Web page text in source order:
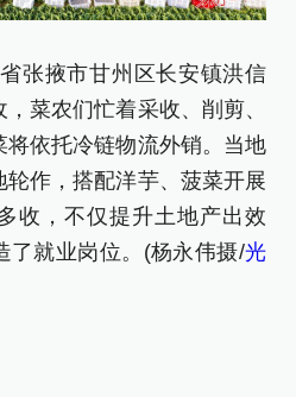
张掖市甘州区长安镇洪信
菜农们忙着采收、削剪、
依托冷链物流外销。当地
作，搭配洋芋、菠菜开展
收，不仅提升土地产出效
了就业岗位。(杨永伟摄/光